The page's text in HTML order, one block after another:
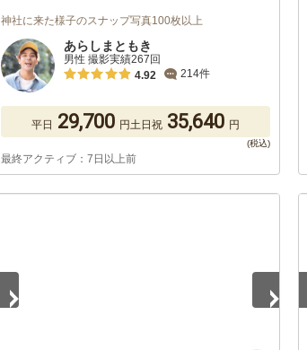
神社に来た様子のスナップ写真100枚以上
あらしまともき
男性 撮影実績267回
4.92
214件
平日 29,700 円土日祝 35,640 円
最終アクティブ：7日以上前